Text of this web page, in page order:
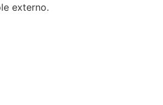
externo.